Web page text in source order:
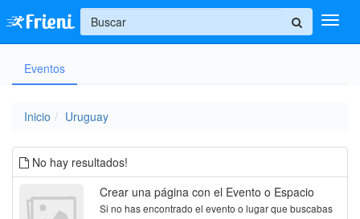
Ingresar
+
Eventos
Inicio Uruguay
No hay resultados!
Crear una página con el Evento o Espacio
Si no has encontrado el evento o lugar que buscabas